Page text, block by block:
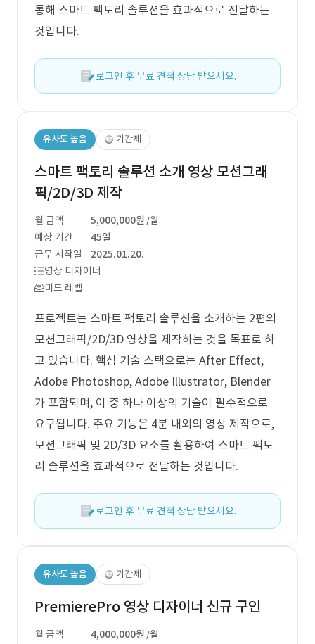
통해 스마트 팩토리 솔루션을 효과적으로 전달하는
것입니다.
로그인 후 무료 견적 상담 받으세요.
유사도 높음 기간제
스마트 팩토리 솔루션 소개 영상 모션그래
픽/2D/3D 제작
월 금액 5,000,000원 /월
예상 기간
45일
근무 시작일
2025.01.20.
영상 디자이너
미드 레벨
프로젝트는 스마트 팩토리 솔루션을 소개하는 2편의
모션그래픽/2D/3D 영상을 제작하는 것을 목표로 하
고 있습니다. 핵심 기술 스택으로는 After Effect,
Adobe Photoshop, Adobe Illustrator, Blender
가 포함되며, 이 중 하나 이상의 기술이 필수적으로
요구됩니다. 주요 기능은 4분 내외의 영상 제작으로,
모션그래픽 및 2D/3D 요소를 활용하여 스마트 팩토
리 솔루션을 효과적으로 전달하는 것입니다.
로그인 후 무료 견적 상담 받으세요.
유사도 높음 기간제
PremierePro 영상 디자이너 신규 구인
월 금액 4,000,000원 /월